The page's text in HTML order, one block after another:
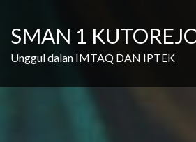
content
SMAN 1
Unggul dalan IMTAQ DAN IPTEK